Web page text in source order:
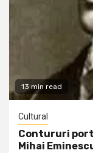
13 min read
Cultural
Contururi
Mihai